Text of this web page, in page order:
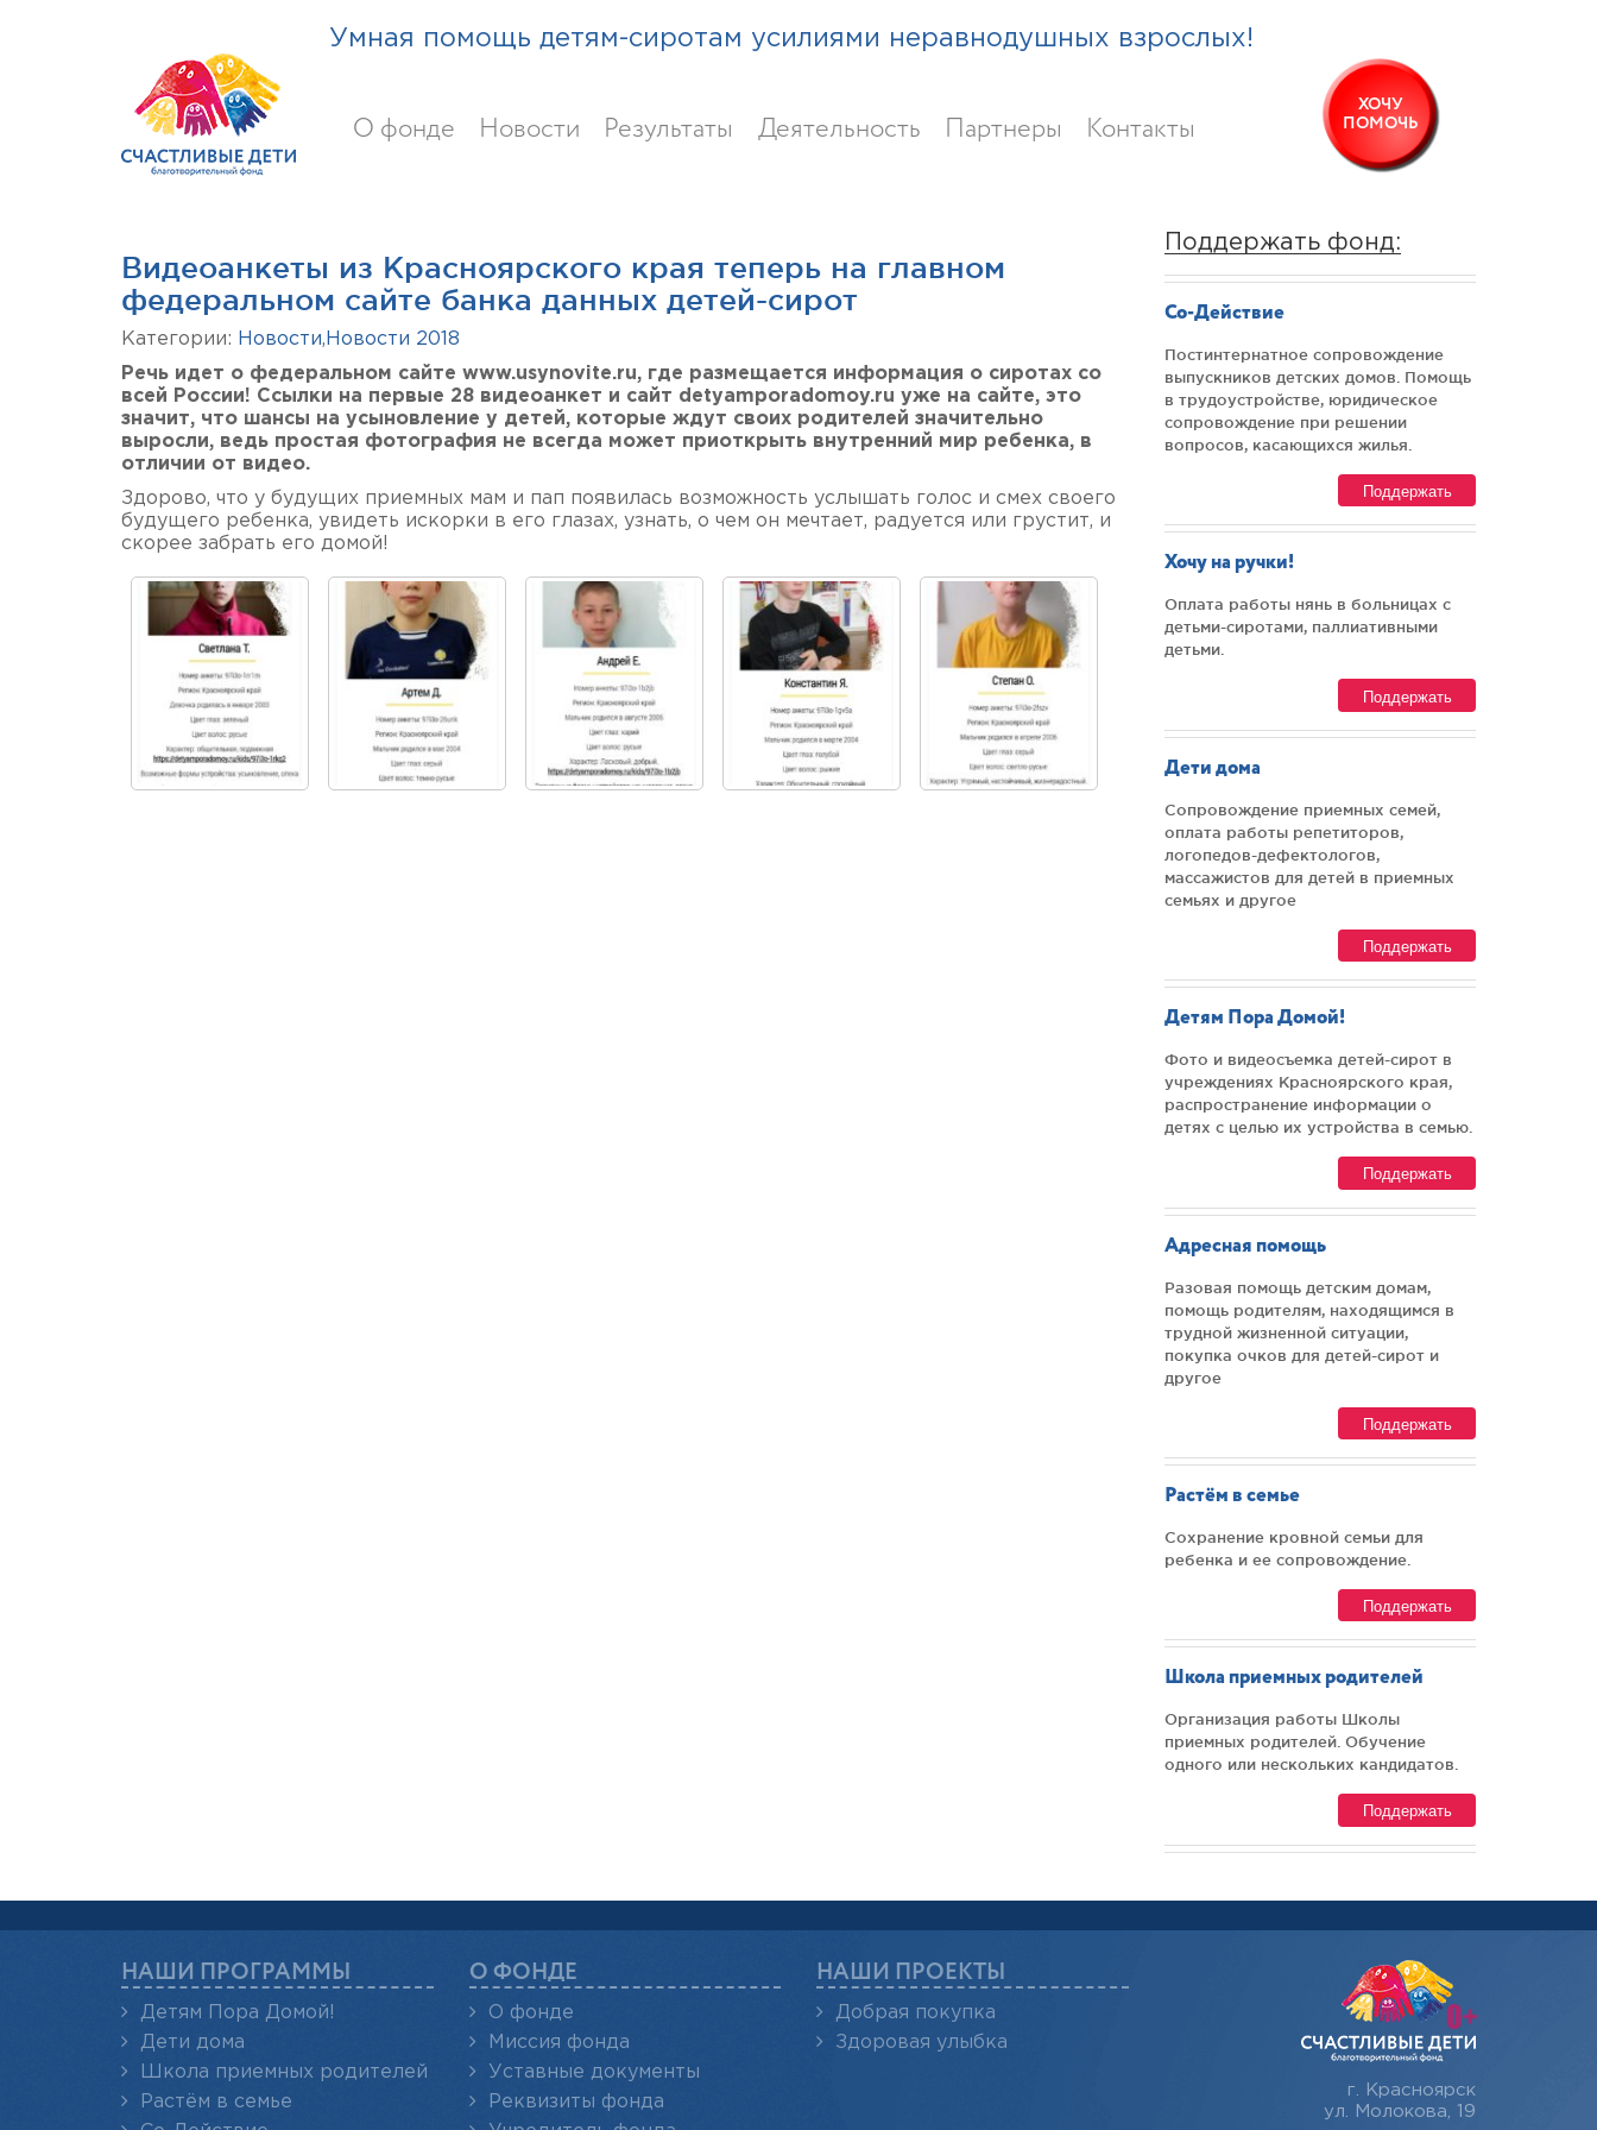
Умная помощь детям-сиротам усилиями неравнодушных взрослых!
О фонде Новости Результаты Деятельность Партнеры Контакты
ХОЧУ
ПОМОЧЬ
Видеоанкеты из Красноярского края теперь на главном
федеральном сайте банка данных детей-сирот
Категории: Новости, Новости 2018
Речь идет о федеральном сайте www.usynovite.ru, где размещается информация о сиротах со
всей России! Ссылки на первые 28 видеоанкет и сайт detyamporadomoy.ru уже на сайте, это
значит, что шансы на усыновление у детей, которые ждут своих родителей значительно
выросли, ведь простая фотография не всегда может приоткрыть внутренний мир ребенка, в
отличии от видео.
Здорово, что у будущих приемных мам и пап появилась возможность услышать голос и смех своего
будущего ребенка, увидеть искорки в его глазах, узнать, о чем он мечтает, радуется или грустит, и
скорее забрать его домой!
Поддержать фонд:
Со-Действие
Постинтернатное сопровождение
выпускников детских домов. Помощь
в трудоустройстве, юридическое
сопровождение при решении
вопросов, касающихся жилья.
Поддержать
Хочу на ручки!
Оплата работы нянь в больницах с
детьми-сиротами, паллиативными
детьми.
Поддержать
Дети дома
Сопровождение приемных семей,
оплата работы репетиторов,
логопедов-дефектологов,
массажистов для детей в приемных
семьях и другое
Поддержать
Детям Пора Домой!
Фото и видеосъемка детей-сирот в
учреждениях Красноярского края,
распространение информации о
детях с целью их устройства в семью.
Поддержать
Адресная помощь
Разовая помощь детским домам,
помощь родителям, находящимся в
трудной жизненной ситуации,
покупка очков для детей-сирот и
другое
Поддержать
Растём в семье
Сохранение кровной семьи для
ребенка и ее сопровождение.
Поддержать
Школа приемных родителей
Организация работы Школы
приемных родителей. Обучение
одного или нескольких кандидатов.
Поддержать
НАШИ ПРОГРАММЫ
Детям Пора Домой!
Дети дома
Школа приемных родителей
Растём в семье
О ФОНДЕ
О фонде
Миссия фонда
Уставные документы
Реквизиты фонда
НАШИ ПРОЕКТЫ
Добрая покупка
Здоровая улыбка
г. Красноярск
ул. Молокова, 19